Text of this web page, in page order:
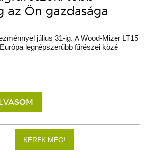
az Ön gazdasága
július 31-ig. A Wood-Mizer LT15
legnépszerűbb fűrészei közé
KÉREK MÉG!